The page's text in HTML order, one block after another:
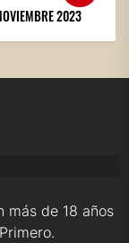
2023
más de 18 años